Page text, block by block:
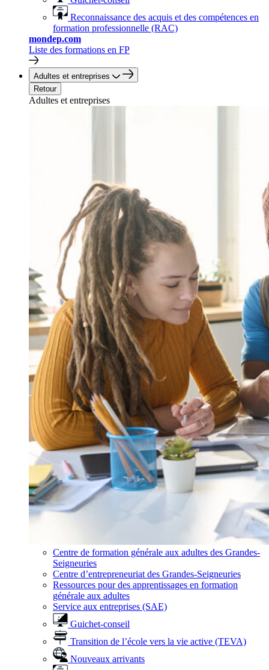
Reconnaissance des acquis et des compétences en
formation professionnelle (RAC)
mondep.com
Liste des formations en FP
Adultes et entreprises
Retour
Adultes et entreprises
Centre de formation générale aux adultes des Grandes-
Seigneuries
Centre d’entrepreneuriat des Grandes-Seigneuries
Ressources pour des apprentissages en formation
générale aux adultes
Service aux entreprises (SAE)
Guichet-conseil
Transition de l’école vers la vie active (TEVA)
Nouveaux arrivants